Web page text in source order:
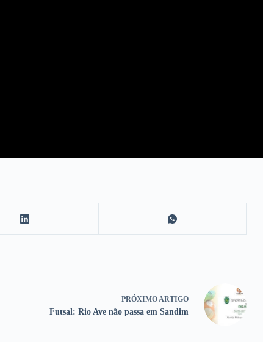
PRÓXIMO ARTIGO
Futsal: Rio Ave não passa em Sandim